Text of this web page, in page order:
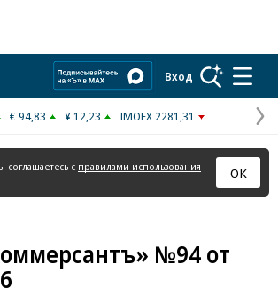
Вход
€ 94,83 ¥ 12,23 IMOEX 2281,31
соглашаетесь с правилами использования
ОК
№94 от